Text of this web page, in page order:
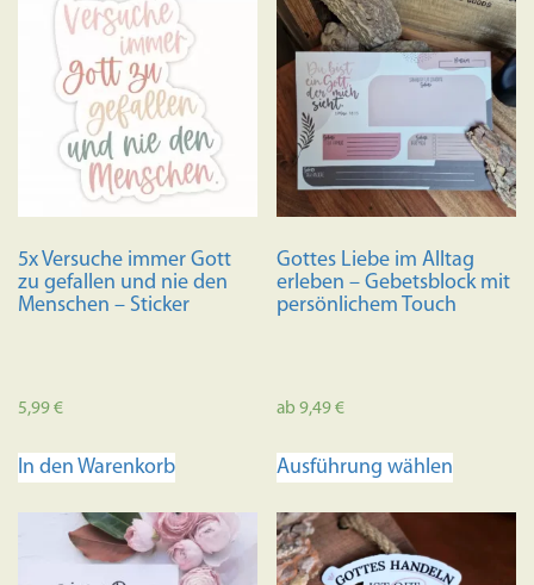
5x Versuche immer Gott
zu gefallen und nie den
Menschen – Sticker
5,99€
In den Warenkorb
Gottes Liebe im Alltag
erleben – Gebetsblock mit
persönlichem Touch
ab9,49€
Ausführung wählen